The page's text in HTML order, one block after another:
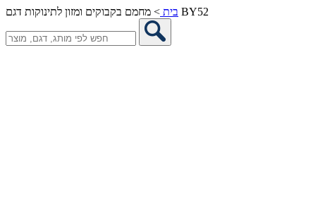
בית > מחמם בקבוקים ומזון לתינוקות דגם BY52